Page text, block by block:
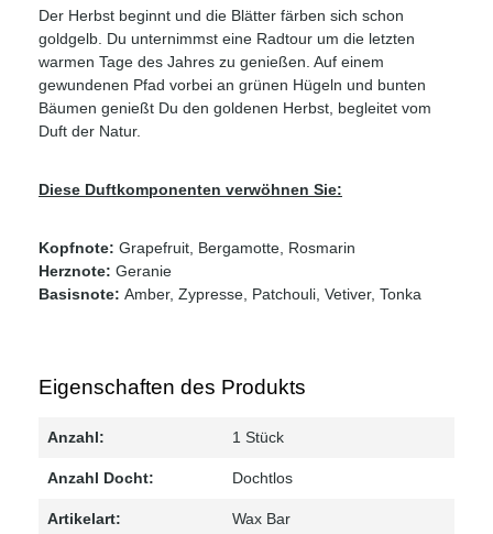
Der Herbst beginnt und die Blätter färben sich schon
goldgelb. Du unternimmst eine Radtour um die letzten
warmen Tage des Jahres zu genießen. Auf einem
gewundenen Pfad vorbei an grünen Hügeln und bunten
Bäumen genießt Du den goldenen Herbst, begleitet vom
Duft der Natur.
Diese Duftkomponenten verwöhnen Sie:
Kopfnote: Grapefruit, Bergamotte, Rosmarin
Herznote: Geranie
Basisnote: Amber, Zypresse, Patchouli, Vetiver, Tonka
Eigenschaften des Produkts
Anzahl: 1 Stück
Anzahl Docht: Dochtlos
Artikelart: Wax Bar